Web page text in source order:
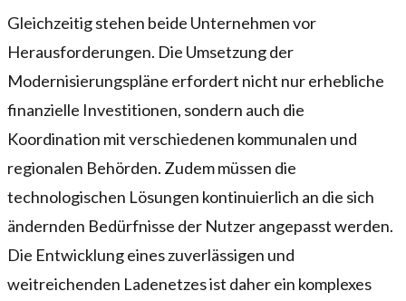
Gleichzeitig stehen beide Unternehmen vor
Herausforderungen. Die Umsetzung der
Modernisierungspläne erfordert nicht nur erhebliche
finanzielle Investitionen, sondern auch die
Koordination mit verschiedenen kommunalen und
regionalen Behörden. Zudem müssen die
technologischen Lösungen kontinuierlich an die sich
ändernden Bedürfnisse der Nutzer angepasst werden.
Die Entwicklung eines zuverlässigen und
weitreichenden Ladenetzes ist daher ein komplexes